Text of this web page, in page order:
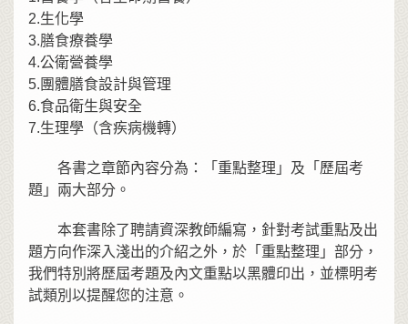
2.生化學
3.膳食療養學
4.公衛營養學
5.團體膳食設計與管理
6.食品衛生與安全
7.生理學（含疾病機轉）
各書之章節內容分為：「重點整理」及「歷屆考
題」兩大部分。
本套書除了聘請資深教師編寫，針對考試重點及出
題方向作深入淺出的介紹之外，於「重點整理」部分，
我們特別將歷屆考題及內文重點以黑體印出，並標明考
試類別以提醒您的注意。